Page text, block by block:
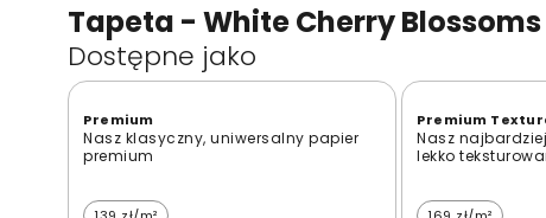
Tapeta - White Cherry Blossoms
Dostępne jako
Premium
Nasz klasyczny, uniwersalny papier
premium
Premium
Nasz
lekko